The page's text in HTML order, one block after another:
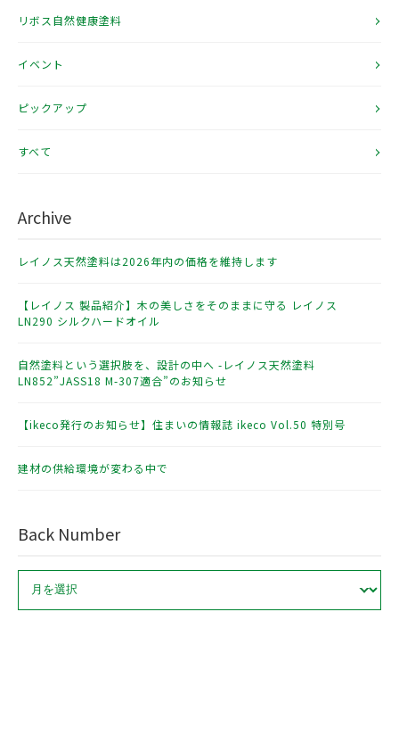
リボス自然健康塗料
イベント
ピックアップ
すべて
Archive
レイノス天然塗料は2026年内の価格を維持します
【レイノス 製品紹介】木の美しさをそのままに守る レイノス
LN290 シルクハードオイル
自然塗料という選択肢を、設計の中へ -レイノス天然塗料
LN852”JASS18 M-307適合”のお知らせ
【ikeco発行のお知らせ】住まいの情報誌 ikeco Vol.50 特別号
建材の供給環境が変わる中で
Back Number
ア
イ